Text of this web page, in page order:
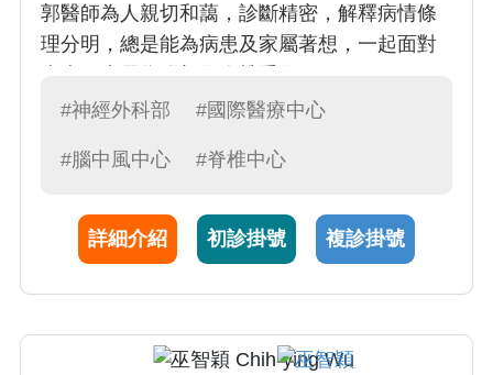
郭醫師為人親切和藹，診斷精密，解釋病情條
理分明，總是能為病患及家屬著想，一起面對
#神經外科部
#國際醫療中心
#腦中風中心 #脊椎中心
詳細介紹 初診掛號 複診掛號